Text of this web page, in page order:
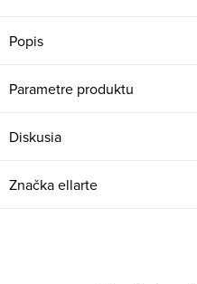
Popis
Parametre produktu
Diskusia
Značkaellarte